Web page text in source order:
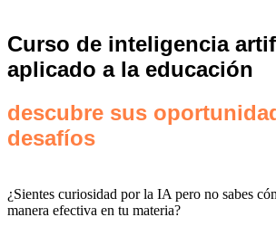
Curso de inteligencia
aplicado a la educación
descubre sus
desafíos
¿Sientes curiosidad por la IA pero no sabes
manera efectiva en tu materia?